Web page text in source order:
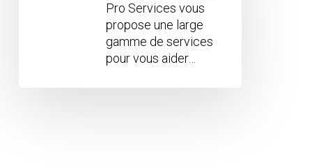
Pro Services vous
propose une large
gamme de services
pour vous aider…